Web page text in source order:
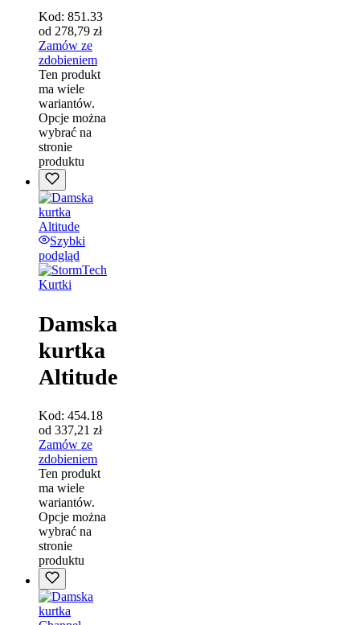
Kod: 851.33
od 278,79 zł
Zamów ze
zdobieniem
Ten produkt
ma wiele
wariantów.
Opcje można
wybrać na
stronie
produktu
Szybki
podgląd
Kurtki
Damska
kurtka
Altitude
Kod: 454.18
od 337,21 zł
Zamów ze
zdobieniem
Ten produkt
ma wiele
wariantów.
Opcje można
wybrać na
stronie
produktu